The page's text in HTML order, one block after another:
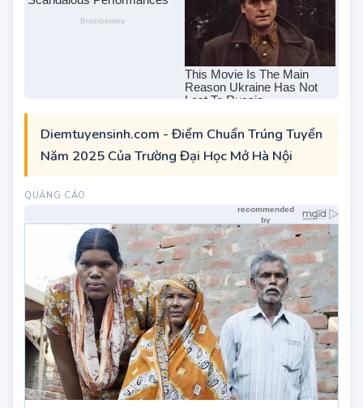
Diemtuyensinh.com - Điểm Chuẩn Trúng Tuyển
Năm 2025 Của Trường Đại Học Mở Hà Nội